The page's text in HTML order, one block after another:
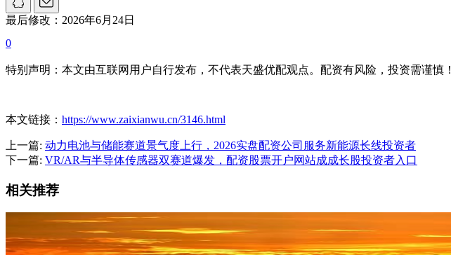
最后修改：2026年6月24日
0
特别声明：本文由互联网用户自行发布，不代表天盛优配观点。配资有风险，投资需谨慎！
本文链接： https://www.zaixianwu.cn/3146.html
上一篇: 动力电池与储能赛道景气度上行，2026实盘配资公司服务新能源长线投资者
下一篇: VR/AR与半导体传感器双赛道爆发，配资股票开户网站成成长股投资者入口
相关推荐